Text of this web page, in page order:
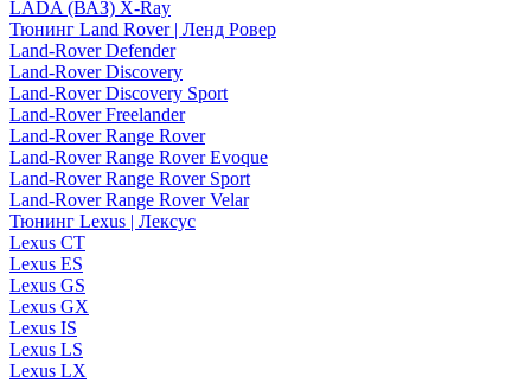
LADA (ВАЗ) X-Ray
Тюнинг Land Rover | Ленд Ровер
Land-Rover Defender
Land-Rover Discovery
Land-Rover Discovery Sport
Land-Rover Freelander
Land-Rover Range Rover
Land-Rover Range Rover Evoque
Land-Rover Range Rover Sport
Land-Rover Range Rover Velar
Тюнинг Lexus | Лексус
Lexus CT
Lexus ES
Lexus GS
Lexus GX
Lexus IS
Lexus LS
Lexus LX